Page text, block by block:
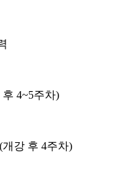
4~5주차)
강 후 4주차)